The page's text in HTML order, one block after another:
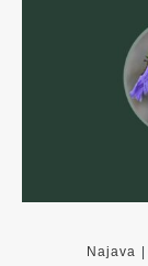
Najava